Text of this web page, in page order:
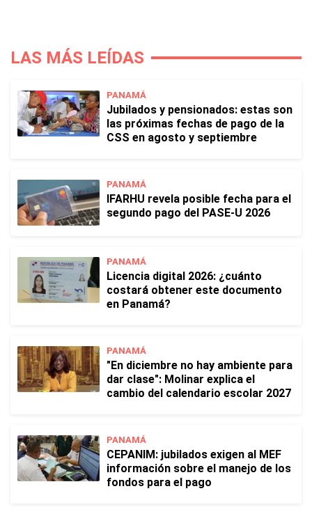
LAS MÁS LEÍDAS
PANAMÁ
Jubilados y pensionados: estas son
las próximas fechas de pago de la
CSS en agosto y septiembre
PANAMÁ
IFARHU revela posible fecha para el
segundo pago del PASE-U 2026
PANAMÁ
Licencia digital 2026: ¿cuánto
costará obtener este documento
en Panamá?
PANAMÁ
"En diciembre no hay ambiente para
dar clase": Molinar explica el
cambio del calendario escolar 2027
PANAMÁ
CEPANIM: jubilados exigen al MEF
información sobre el manejo de los
fondos para el pago